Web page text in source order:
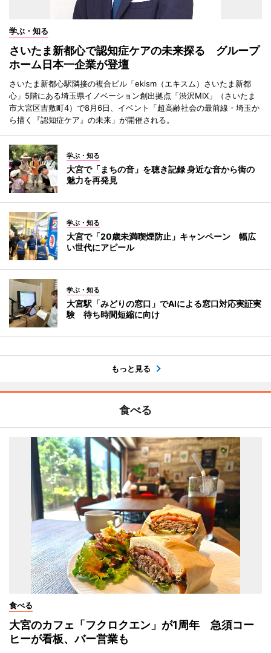
学ぶ・知る
さいたま新都心で認知症ケアの未来探る グループ
ホーム日本一企業が登壇
さいたま新都心駅隣接の複合ビル「ekism（エキスム）さいたま新都
心」5階にある埼玉県イノベーション創出拠点「渋沢MIX」（さいたま
市大宮区吉敷町4）で8月6日、イベント「超高齢社会の最前線・埼玉か
ら描く『認知症ケア』の未来」が開催される。
学ぶ・知る
大宮で「まちの音」を聴き記録 身近な音から街の
魅力を再発見
学ぶ・知る
大宮で「20歳未満喫煙防止」キャンペーン 幅広
い世代にアピール
学ぶ・知る
大宮駅「みどりの窓口」でAIによる窓口対応実証実
験 待ち時間短縮に向け
もっと見る
食べる
食べる
大宮のカフェ「フクロクエン」が1周年 急須コー
ヒーが看板、バー営業も